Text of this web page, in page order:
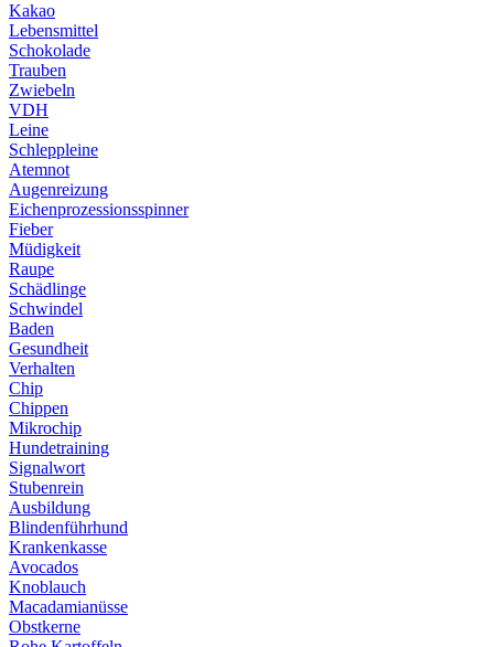
Kakao
Lebensmittel
Schokolade
Trauben
Zwiebeln
VDH
Leine
Schleppleine
Atemnot
Augenreizung
Eichenprozessionsspinner
Fieber
Müdigkeit
Raupe
Schädlinge
Schwindel
Baden
Gesundheit
Verhalten
Chip
Chippen
Mikrochip
Hundetraining
Signalwort
Stubenrein
Ausbildung
Blindenführhund
Krankenkasse
Avocados
Knoblauch
Macadamianüsse
Obstkerne